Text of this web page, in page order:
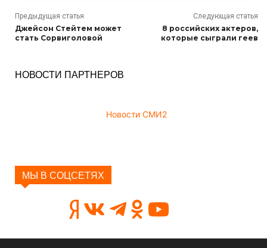
Предыдущая статья
Джейсон Стейтем может
стать Сорвиголовой
Следующая статья
8 российских актеров,
которые сыграли геев
НОВОСТИ ПАРТНЕРОВ
Новости СМИ2
МЫ В СОЦСЕТЯХ